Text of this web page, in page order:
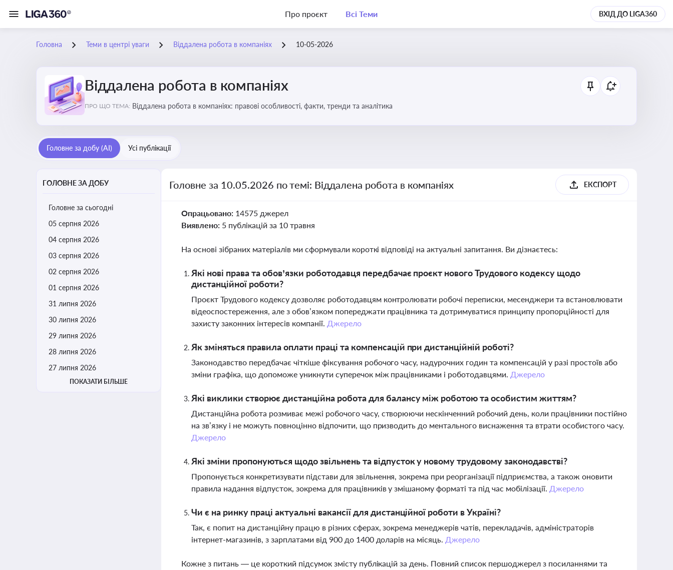
Про проєкт Всі Теми ВХІД ДО LIGA360
Головна Теми в центрі уваги Віддалена робота в компаніях 10-05-2026
Віддалена робота в компаніях
ПРО ЩО ТЕМА: Віддалена робота в компаніях: правові особливості, факти, тренди та аналітика
Головне за добу (AI) Усі публікації
ГОЛОВНЕ ЗА ДОБУ
Головне за сьогодні
05 серпня 2026
04 серпня 2026
03 серпня 2026
02 серпня 2026
01 серпня 2026
31 липня 2026
30 липня 2026
29 липня 2026
28 липня 2026
27 липня 2026
ПОКАЗАТИ БІЛЬШЕ
Головне за 10.05.2026 по темі: Віддалена робота в компаніях ЕКСПОРТ
Опрацьовано: 14575 джерел
Виявлено: 5 публікацій за 10 травня
На основі зібраних матеріалів ми сформували короткі відповіді на актуальні запитання. Ви дізнаєтесь:
Які нові права та обов’язки роботодавця передбачає проєкт нового Трудового кодексу щодо
дистанційної роботи?
Проєкт Трудового кодексу дозволяє роботодавцям контролювати робочі переписки, месенджери та встановлювати
відеоспостереження, але з обов’язком попереджати працівника та дотримуватися принципу пропорційності для
захисту законних інтересів компанії. Джерело
Як зміняться правила оплати праці та компенсацій при дистанційній роботі?
Законодавство передбачає чіткіше фіксування робочого часу, надурочних годин та компенсацій у разі простоїв або
зміни графіка, що допоможе уникнути суперечок між працівниками і роботодавцями. Джерело
Які виклики створює дистанційна робота для балансу між роботою та особистим життям?
Дистанційна робота розмиває межі робочого часу, створюючи нескінченний робочий день, коли працівники постійно
на зв’язку і не можуть повноцінно відпочити, що призводить до ментального виснаження та втрати особистого часу.
Джерело
Які зміни пропонуються щодо звільнень та відпусток у новому трудовому законодавстві?
Пропонується конкретизувати підстави для звільнення, зокрема при реорганізації підприємства, а також оновити
правила надання відпусток, зокрема для працівників у змішаному форматі та під час мобілізації. Джерело
Чи є на ринку праці актуальні вакансії для дистанційної роботи в Україні?
Так, є попит на дистанційну працю в різних сферах, зокрема менеджерів чатів, перекладачів, адміністраторів
інтернет-магазинів, з зарплатами від 900 до 1400 доларів на місяць. Джерело
Кожне з питань — це короткий підсумок змісту публікацій за день. Повний список першоджерел з посиланнями та